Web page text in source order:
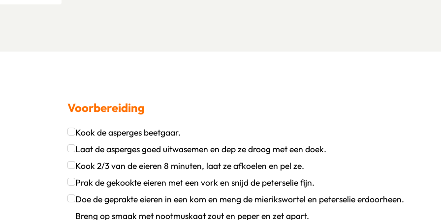
persoon
Voorbereiding
Kook de asperges beetgaar.
Klik om dit selectievakje aan te vinken
Laat de asperges goed uitwasemen en dep ze droog met een doek.
Klik om dit selectievakje aan te vinken
Kook 2/3 van de eieren 8 minuten, laat ze afkoelen en pel ze.
Klik om dit selectievakje aan te vinken
Prak de gekookte eieren met een vork en snijd de peterselie fijn.
Klik om dit selectievakje aan te vinken
Doe de geprakte eieren in een kom en meng de mierikswortel en peterselie erdoorheen.
Breng op smaak met nootmuskaat zout en peper en zet apart.